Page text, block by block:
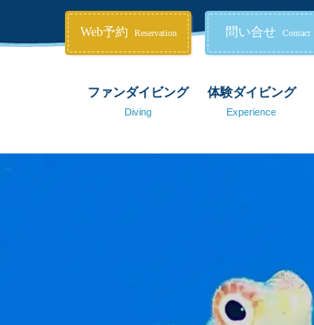
ファンダイビング
Diving
体験ダイビング
Experience
Web予約 Reservation 問い合せ Contact